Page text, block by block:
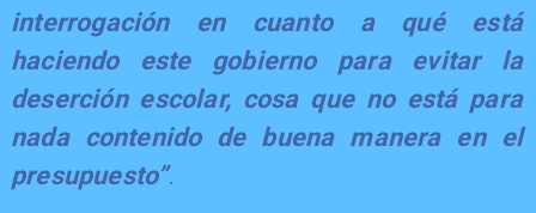
interrogación en cuanto a qué está
haciendo este gobierno para evitar la
deserción escolar, cosa que no está para
nada contenido de buena manera en el
presupuesto”.